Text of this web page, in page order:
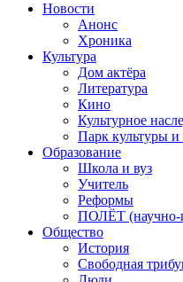
Новости
Анонс
Хроника
Культура
Дом актёра
Литература
Кино
Культурное
Парк культуры и
Образование
Школа и вуз
Учитель
Реформы
ПОЛЁТ (научно-
Общество
История
Свободная